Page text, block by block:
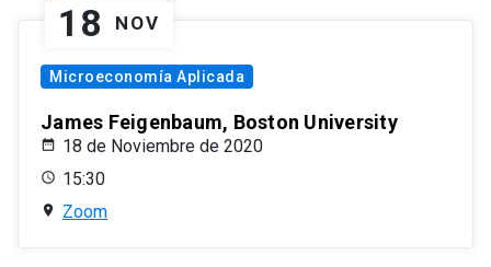
18 NOV
Microeconomía Aplicada
James Feigenbaum, Boston University
18 de Noviembre de 2020
15:30
Zoom